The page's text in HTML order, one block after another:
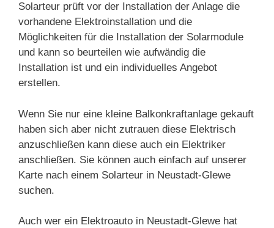
Solarteur prüft vor der Installation der Anlage die
vorhandene Elektroinstallation und die
Möglichkeiten für die Installation der Solarmodule
und kann so beurteilen wie aufwändig die
Installation ist und ein individuelles Angebot
erstellen.
Wenn Sie nur eine kleine Balkonkraftanlage gekauft
haben sich aber nicht zutrauen diese Elektrisch
anzuschließen kann diese auch ein Elektriker
anschließen. Sie können auch einfach auf unserer
Karte nach einem Solarteur in Neustadt-Glewe
suchen.
Auch wer ein Elektroauto in Neustadt-Glewe hat